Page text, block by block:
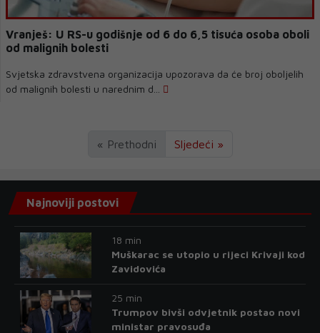
Vranješ: U RS-u godišnje od 6 do 6,5 tisuća osoba oboli
od malignih bolesti
Svjetska zdravstvena organizacija upozorava da će broj oboljelih
od malignih bolesti u narednim d...
« Prethodni Sljedeći »
Najnoviji postovi
18 min
Muškarac se utopio u rijeci Krivaji kod
Zavidovića
25 min
Trumpov bivši odvjetnik postao novi
ministar pravosuđa